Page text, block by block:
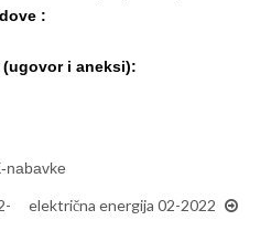
:
i aneksi):
nabavke
električna energija 02-2022